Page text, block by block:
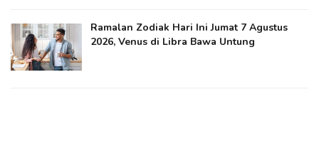
Ramalan Zodiak Hari Ini Jumat 7 Agustus
2026, Venus di Libra Bawa Untung